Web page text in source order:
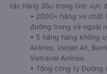
tác hàng đầu trong lĩnh vực
• 2000+ hãng xe chất
đường trong và ngoài
• 5 hãng hàng không
Airlines, Vietjet Air,
Vietravel Airlines.
• Tổng công ty Đường